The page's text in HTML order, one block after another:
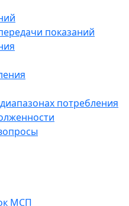
показаний
потребления
МСП